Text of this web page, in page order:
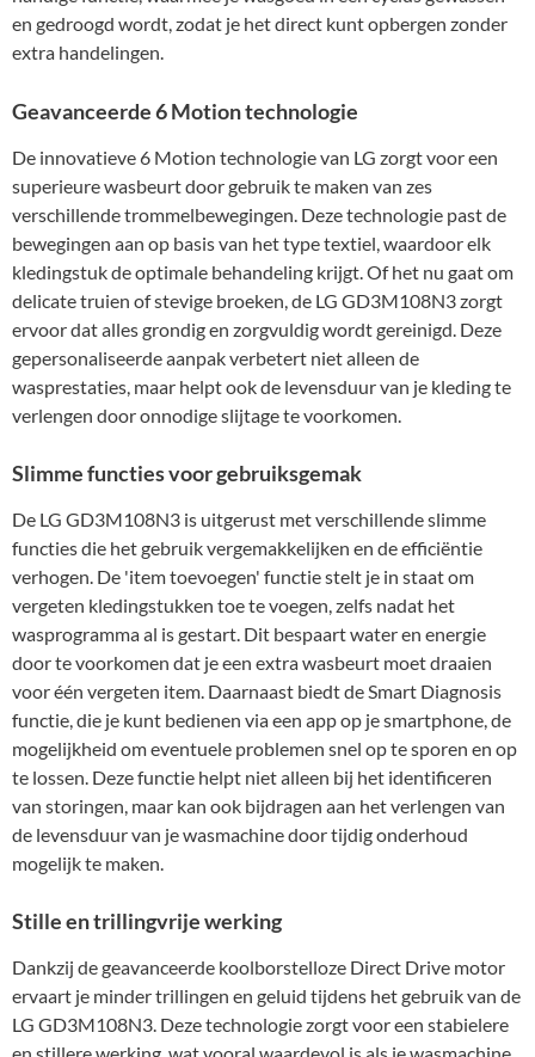
en gedroogd wordt, zodat je het direct kunt opbergen zonder
extra handelingen.
Geavanceerde 6 Motion technologie
De innovatieve 6 Motion technologie van LG zorgt voor een
superieure wasbeurt door gebruik te maken van zes
verschillende trommelbewegingen. Deze technologie past de
bewegingen aan op basis van het type textiel, waardoor elk
kledingstuk de optimale behandeling krijgt. Of het nu gaat om
delicate truien of stevige broeken, de LG GD3M108N3 zorgt
ervoor dat alles grondig en zorgvuldig wordt gereinigd. Deze
gepersonaliseerde aanpak verbetert niet alleen de
wasprestaties, maar helpt ook de levensduur van je kleding te
verlengen door onnodige slijtage te voorkomen.
Slimme functies voor gebruiksgemak
De LG GD3M108N3 is uitgerust met verschillende slimme
functies die het gebruik vergemakkelijken en de efficiëntie
verhogen. De 'item toevoegen' functie stelt je in staat om
vergeten kledingstukken toe te voegen, zelfs nadat het
wasprogramma al is gestart. Dit bespaart water en energie
door te voorkomen dat je een extra wasbeurt moet draaien
voor één vergeten item. Daarnaast biedt de Smart Diagnosis
functie, die je kunt bedienen via een app op je smartphone, de
mogelijkheid om eventuele problemen snel op te sporen en op
te lossen. Deze functie helpt niet alleen bij het identificeren
van storingen, maar kan ook bijdragen aan het verlengen van
de levensduur van je wasmachine door tijdig onderhoud
mogelijk te maken.
Stille en trillingvrije werking
Dankzij de geavanceerde koolborstelloze Direct Drive motor
ervaart je minder trillingen en geluid tijdens het gebruik van de
LG GD3M108N3. Deze technologie zorgt voor een stabielere